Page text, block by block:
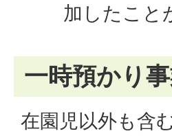
加したこと
一時預かり
在園児以外も含